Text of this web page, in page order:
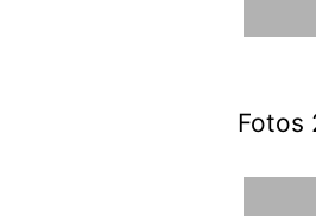
Fotos